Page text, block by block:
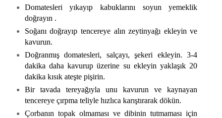
Domatesleri yıkayıp kabuklarını soyun yemeklik
doğrayın .
Soğanı doğrayıp tencereye alın zeytinyağı ekleyin ve
kavurun.
Doğranmış domatesleri, salçayı, şekeri ekleyin. 3-4
dakika daha kavurup üzerine su ekleyin yaklaşık 20
dakika kısık ateşte pişirin.
Bir tavada tereyağıyla unu kavurun ve kaynayan
tencereye çırpma teliyle hızlıca karıştırarak dökün.
Çorbanın topak olmaması ve dibinin tutmaması için